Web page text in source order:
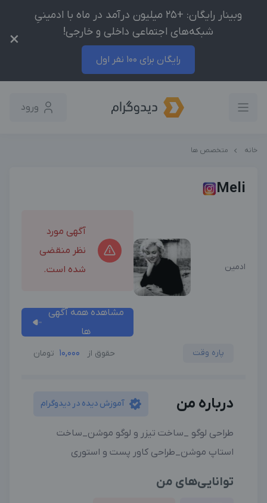
وبینار رایگان: +25 میلیون درآمد در ماه با ادمینیِ
شبکه‌های اجتماعی داخلی و خارجی!
رایگان برای 100 نفر اول
×
ورود
خانه متخصص ها
Meli
ادمین
آگهی مورد
نظر منقضی
شده است.
مشاهده همه آگهی
ها
پاره وقت حقوق از 10,000 تومان
درباره من آموزش دیده در دیدوگرام
طراحی لوگو _ساخت تیزر و لوگو موشن_ساخت
استاپ موشن_طراحی کاور پست و استوری
توانایی‌های من